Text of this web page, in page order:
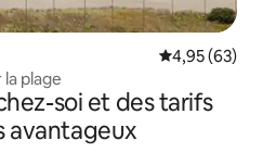
Évaluation
4,95 (63)
plage
soi et des tarifs
avantageux